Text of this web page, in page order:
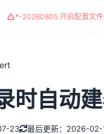
*-20260805 开启配置文件
时自动
23 最后更新：2026-